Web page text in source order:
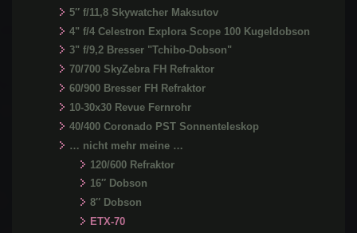
5″ f/11,8 Skywatcher Maksutov
4" f/4 Celestron Explora Scope 100 Kugeldobson
3" f/9,2 Bresser "Tchibo-Dobson"
70/700 SkyZebra FH Refraktor
60/900 Bresser FH Refraktor
10-30x30 Revue Fernrohr
40/400 Coronado PST Sonnenteleskop
… nicht mehr meine …
120/600 Refraktor
16″ Dobson
8″ Dobson
ETX-70